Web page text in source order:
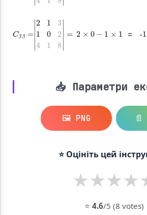
C3
|
1 10
2 1 |=
2 ×0 -1 1 = -1
📥 Параметри
🖼️ PNG 📄
⭐ Оцініть цей
★★★★
⭐ 4.6/5 (8 votes)